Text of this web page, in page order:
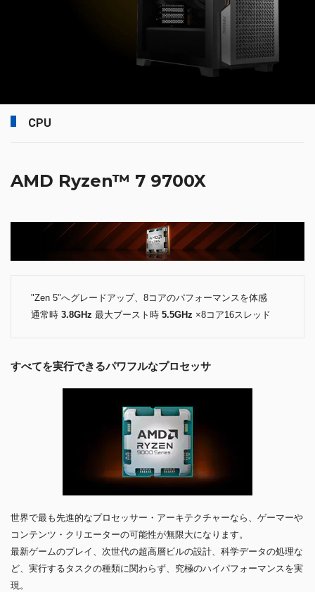
CPU
AMD Ryzen™ 7 9700X
"Zen 5"へグレードアップ、8コアのパフォーマンスを体感
通常時 3.8GHz 最大ブースト時 5.5GHz ×8コア16スレッド
すべてを実行できるパワフルなプロセッサ
世界で最も先進的なプロセッサー・アーキテクチャーなら、ゲーマーや
コンテンツ・クリエーターの可能性が無限大になります。
最新ゲームのプレイ、次世代の超高層ビルの設計、科学データの処理な
ど、実行するタスクの種類に関わらず、究極のハイパフォーマンスを実
現。